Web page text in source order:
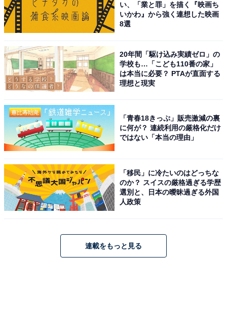
泉街も近いので冬旅の休憩に便利だと思います」（50代
男性／埼玉県）、「りんごのスイーツが豊富だったり、
温泉施設があるから行ってみたい」（20代女性／新潟
県）といった声が集まりました。
※回答者からのコメントは原文ママです
ください
次ページ 11位までのランキング結果を見る
い、「業と罪」を描く『映画ち
いかわ』から強く連想した映画
8選
20年間「駆け込み実績ゼロ」の
学校も…「こども110番の家」
は本当に必要？ PTAが直面する
理想と現実
「青春18きっぷ」販売激減の裏
に何が？ 連続利用の厳格化だけ
ではない「本当の理由」
「移民」に冷たいのはどっちな
のか？ スイスの厳格過ぎる学歴
選別と、日本の曖昧過ぎる外国
人政策
連載をもっと見る